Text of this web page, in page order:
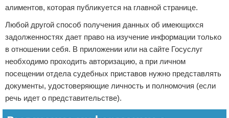
алиментов, которая публикуется на главной странице.
Любой другой способ получения данных об имеющихся
задолженностях дает право на изучение информации только
в отношении себя. В приложении или на сайте Госуслуг
необходимо проходить авторизацию, а при личном
посещении отдела судебных приставов нужно представлять
документы, удостоверяющие личность и полномочия (если
речь идет о представительстве).